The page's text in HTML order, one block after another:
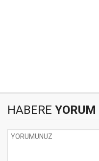
HABERE